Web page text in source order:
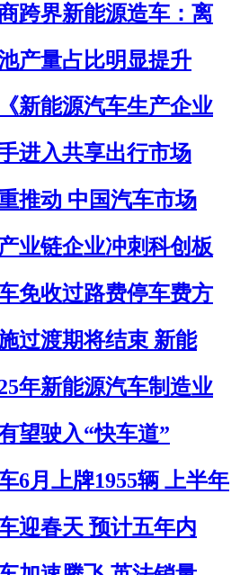
跨界新能源造车：离
产量占比明显提升
新能源汽车生产企业
进入共享出行市场
推动 中国汽车市场
业链企业冲刺科创板
免收过路费停车费方
过渡期将结束 新能
年新能源汽车制造业
望驶入“快车道”
6月上牌1955辆 上半年
迎春天 预计五年内